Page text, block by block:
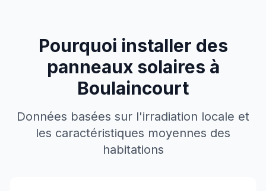
Pourquoi installer des
panneaux solaires à
Boulaincourt
Données basées sur l'irradiation locale et
les caractéristiques moyennes des
habitations